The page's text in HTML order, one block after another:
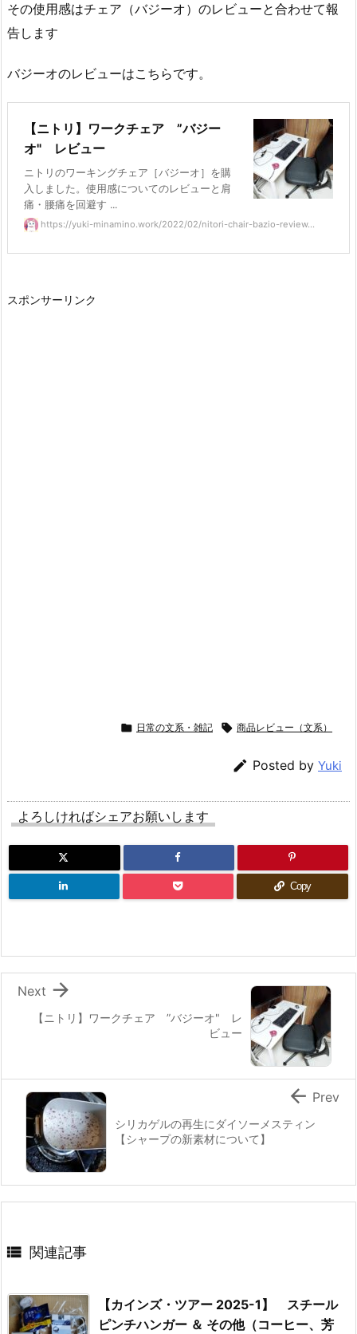
その使用感はチェア（バジーオ）のレビューと合わせて報
告します
バジーオのレビューはこちらです。
【ニトリ】ワークチェア ”バジー
オ" レビュー
ニトリのワーキングチェア［バジーオ］を購
入しました。使用感についてのレビューと肩
痛・腰痛を回避す ...
https://yuki-minamino.work/2022/02/nitori-chair-bazio-review...
スポンサーリンク
 日常の文系・雑記  商品レビュー（文系）
 Posted by Yuki
よろしければシェアお願いします
Copy
【ニトリ】ワークチェア ”バジーオ" レ
ビュー

Next
シリカゲルの再生にダイソーメスティン
【シャープの新素材について】
 Prev
 関連記事
【カインズ・ツアー 2025-1】 スチール
ピンチハンガー ＆ その他（コーヒー、芳